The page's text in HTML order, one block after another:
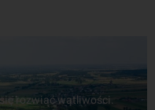
rozwiać wątliwości.